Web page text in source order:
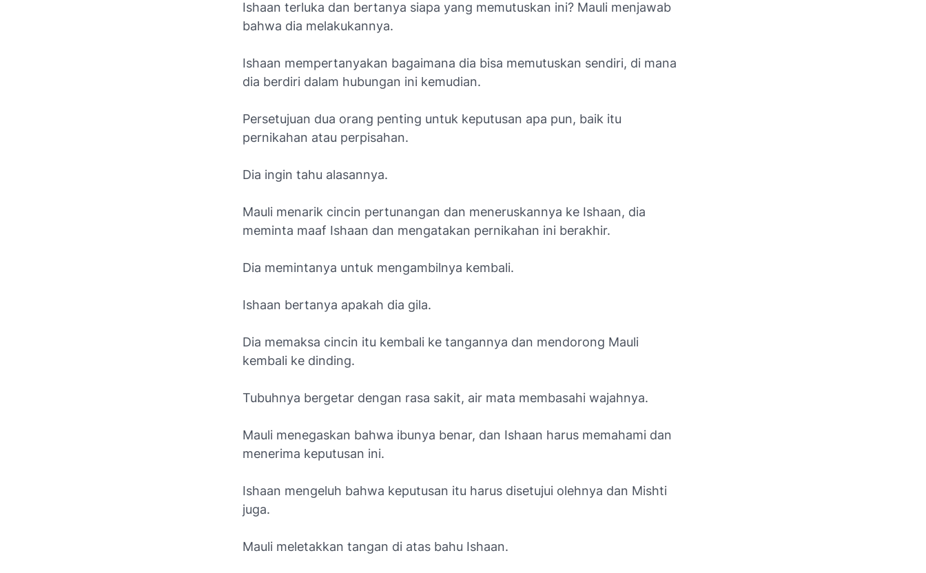
Ishaan terluka dan bertanya siapa yang memutuskan ini? Mauli menjawab
bahwa dia melakukannya.
Ishaan mempertanyakan bagaimana dia bisa memutuskan sendiri, di mana
dia berdiri dalam hubungan ini kemudian.
Persetujuan dua orang penting untuk keputusan apa pun, baik itu
pernikahan atau perpisahan.
Dia ingin tahu alasannya.
Mauli menarik cincin pertunangan dan meneruskannya ke Ishaan, dia
meminta maaf Ishaan dan mengatakan pernikahan ini berakhir.
Dia memintanya untuk mengambilnya kembali.
Ishaan bertanya apakah dia gila.
Dia memaksa cincin itu kembali ke tangannya dan mendorong Mauli
kembali ke dinding.
Tubuhnya bergetar dengan rasa sakit, air mata membasahi wajahnya.
Mauli menegaskan bahwa ibunya benar, dan Ishaan harus memahami dan
menerima keputusan ini.
Ishaan mengeluh bahwa keputusan itu harus disetujui olehnya dan Mishti
juga.
Mauli meletakkan tangan di atas bahu Ishaan.